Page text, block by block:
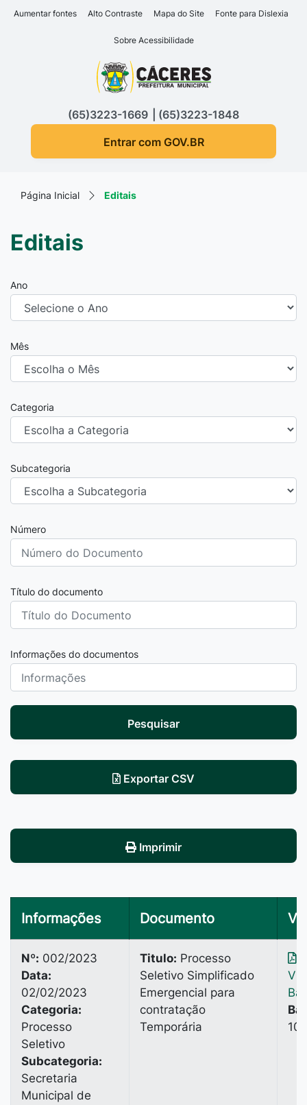
Seção de atalhos e links
Ir para o conteúdo [alt+1]
Ir para o rodapé [alt+4]
Aumentar fontes Alto Contraste Mapa do Site Fonte para Dislexia
Sobre Acessibilidade
Seção do menu principal
(65)3223-1669
(65)3223-1848
Entrar com GOV.BR
Página Inicial Editais
Editais
Ano
Mês
Categoria
Subcategoria
Número
Título do documento
Informações do documentos
Pesquisar
Exportar CSV
Imprimir
Informações Documento
Nº: 002/2023
Data:
02/02/2023
Categoria:
Processo
Seletivo
Subcategoria:
Secretaria
Municipal de
Titulo: Processo
Seletivo Simplificado
Emergencial para
contratação
Temporária